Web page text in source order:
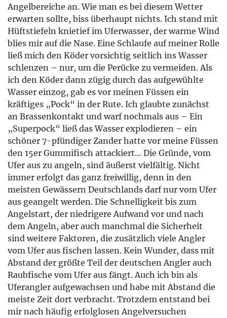
Angelbereiche an. Wie man es bei diesem Wetter
erwarten sollte, biss überhaupt nichts. Ich stand mit
Hüftstiefeln knietief im Uferwasser, der warme Wind
blies mir auf die Nase. Eine Schlaufe auf meiner Rolle
ließ mich den Köder vorsichtig seitlich ins Wasser
schlenzen – nur, um die Perücke zu vermeiden. Als
ich den Köder dann zügig durch das aufgewühlte
Wasser einzog, gab es vor meinen Füssen ein
kräftiges „Pock“ in der Rute. Ich glaubte zunächst
an Brassenkontakt und warf nochmals aus – Ein
„Superpock“ ließ das Wasser explodieren – ein
schöner 7-pfündiger Zander hatte vor meine Füssen
den 15er Gummifisch attackiert… Die Gründe, vom
Ufer aus zu angeln, sind äußerst vielfältig. Nicht
immer erfolgt das ganz freiwillig, denn in den
meisten Gewässern Deutschlands darf nur vom Ufer
aus geangelt werden. Die Schnelligkeit bis zum
Angelstart, der niedrigere Aufwand vor und nach
dem Angeln, aber auch manchmal die Sicherheit
sind weitere Faktoren, die zusätzlich viele Angler
vom Ufer aus fischen lassen. Kein Wunder, dass mit
Abstand der größte Teil der deutschen Angler auch
Raubfische vom Ufer aus fängt. Auch ich bin als
Uferangler aufgewachsen und habe mit Abstand die
meiste Zeit dort verbracht. Trotzdem entstand bei
mir nach häufig erfolglosen Angelversuchen